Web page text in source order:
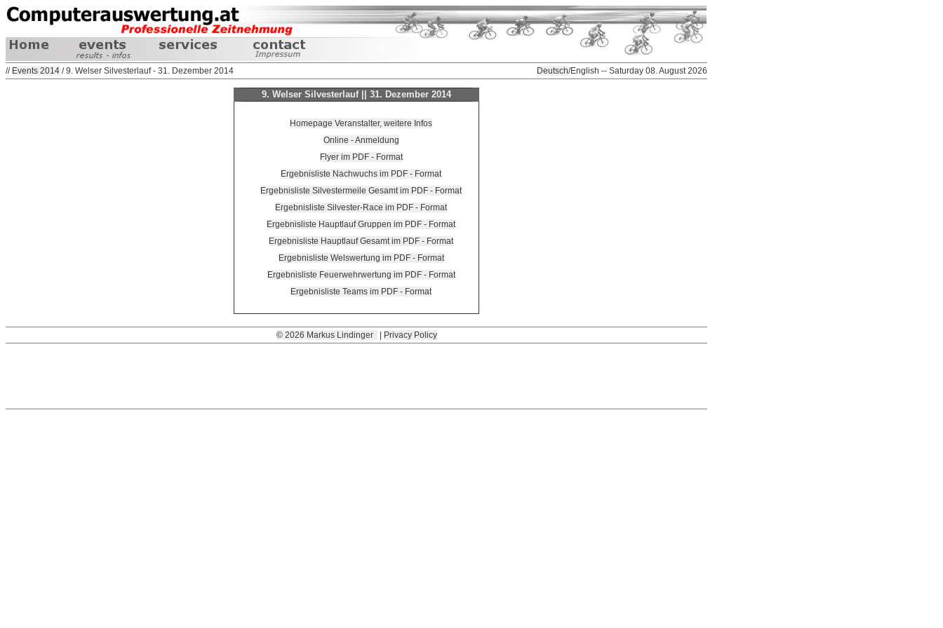
// Events 2014 / 9. Welser Silvesterlauf - 31. Dezember 2014 Deutsch/English -- Saturday 08. August 2026
9. Welser Silvesterlauf || 31. Dezember 2014
Homepage Veranstalter, weitere Infos
Online - Anmeldung
Flyer im PDF - Format
Ergebnisliste Nachwuchs im PDF - Format
Ergebnisliste Silvestermeile Gesamt im PDF - Format
Ergebnisliste Silvester-Race im PDF - Format
Ergebnisliste Hauptlauf Gruppen im PDF - Format
Ergebnisliste Hauptlauf Gesamt im PDF - Format
Ergebnisliste Welswertung im PDF - Format
Ergebnisliste Feuerwehrwertung im PDF - Format
Ergebnisliste Teams im PDF - Format
© 2026 Markus Lindinger Privacy Policy